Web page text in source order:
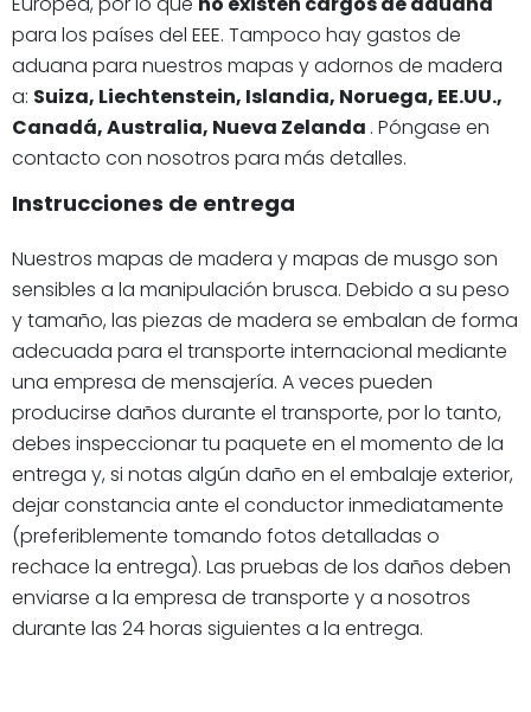
para los países del EEE. Tampoco hay gastos de
aduana para nuestros mapas y adornos de madera
a: Suiza, Liechtenstein, Islandia, Noruega, EE.UU.,
Canadá, Australia, Nueva Zelanda . Póngase en
contacto con nosotros para más detalles.
Instrucciones de entrega
Nuestros mapas de madera y mapas de musgo son
sensibles a la manipulación brusca. Debido a su peso
y tamaño, las piezas de madera se embalan de forma
adecuada para el transporte internacional mediante
una empresa de mensajería. A veces pueden
producirse daños durante el transporte, por lo tanto,
debes inspeccionar tu paquete en el momento de la
entrega y, si notas algún daño en el embalaje exterior,
dejar constancia ante el conductor inmediatamente
(preferiblemente tomando fotos detalladas o
rechace la entrega). Las pruebas de los daños deben
enviarse a la empresa de transporte y a nosotros
durante las 24 horas siguientes a la entrega.